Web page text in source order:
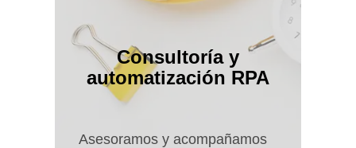
Consultoría y
automatización RPA
Asesoramos y acompañamos